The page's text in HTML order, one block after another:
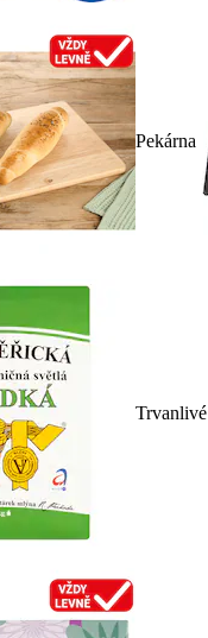
Pekárna
Trvanlivé